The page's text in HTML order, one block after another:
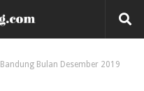
Bandung Bulan Desember 2019